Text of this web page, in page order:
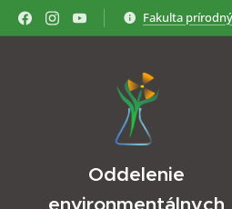
Fakulta
Oddelenie